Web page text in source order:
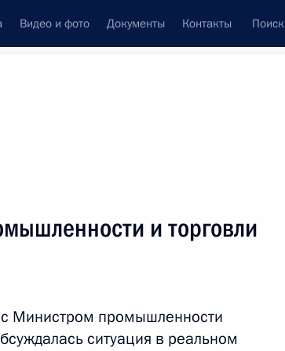
Видео и фото Документы Контакты Поиск
и торговли
Министром промышленности
ситуация в реальном